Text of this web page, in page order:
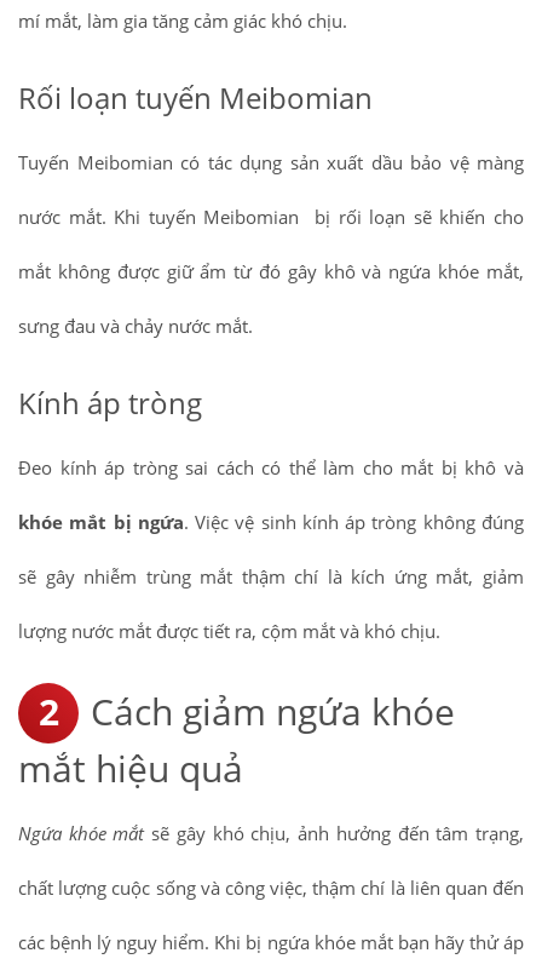
mí mắt, làm gia tăng cảm giác khó chịu.
Rối loạn tuyến Meibomian
Tuyến Meibomian có tác dụng sản xuất dầu bảo vệ màng
nước mắt. Khi tuyến Meibomian bị rối loạn sẽ khiến cho
mắt không được giữ ẩm từ đó gây khô và ngứa khóe mắt,
sưng đau và chảy nước mắt.
Kính áp tròng
Đeo kính áp tròng sai cách có thể làm cho mắt bị khô và
khóe mắt bị ngứa. Việc vệ sinh kính áp tròng không đúng
sẽ gây nhiễm trùng mắt thậm chí là kích ứng mắt, giảm
lượng nước mắt được tiết ra, cộm mắt và khó chịu.
Cách giảm ngứa khóe
mắt hiệu quả
Ngứa khóe mắtsẽ gây khó chịu, ảnh hưởng đến tâm trạng,
chất lượng cuộc sống và công việc, thậm chí là liên quan đến
các bệnh lý nguy hiểm. Khi bị ngứa khóe mắt bạn hãy thử áp